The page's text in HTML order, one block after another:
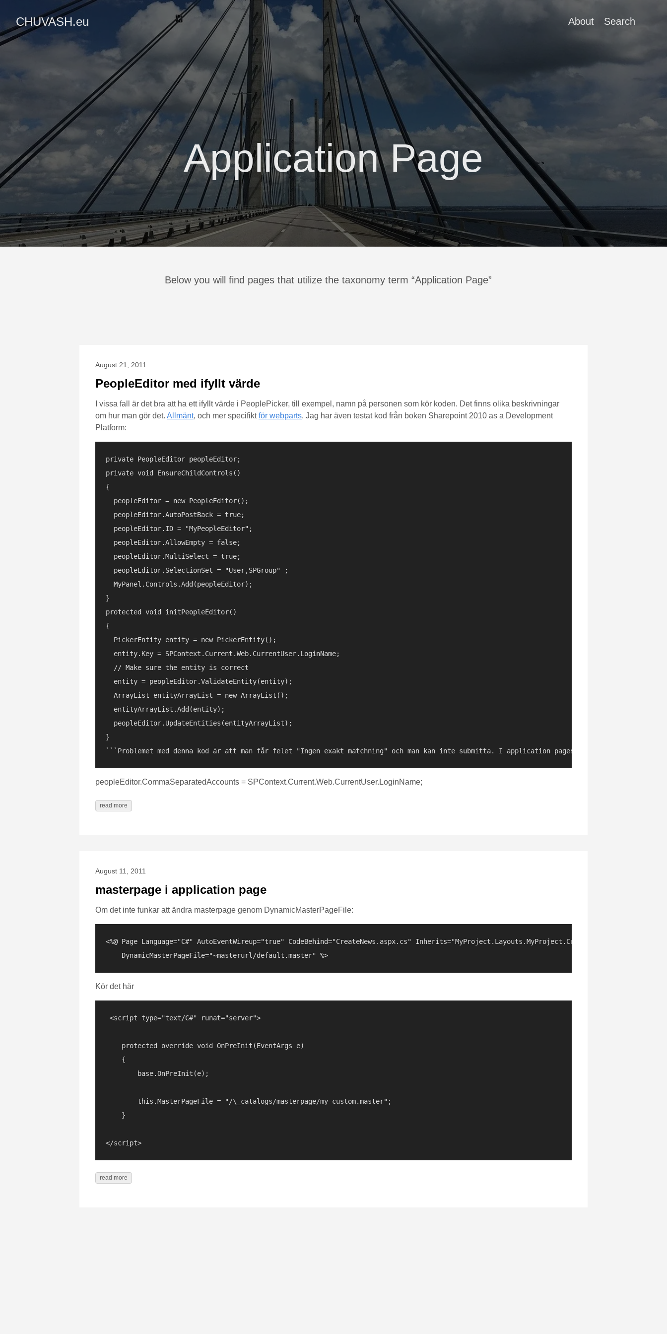
CHUVASH.eu About Search
Application Page
Below you will find pages that utilize the taxonomy term “Application Page”
August 21, 2011
PeopleEditor med ifyllt värde
I vissa fall är det bra att ha ett ifyllt värde i PeoplePicker, till exempel, namn på personen som kör koden. Det finns olika beskrivningar
om hur man gör det. Allmänt, och mer specifiktför webparts. Jag har även testat kod från boken Sharepoint 2010 as a Development
Platform:
private PeopleEditor peopleEditor;
private void EnsureChildControls()
{
  peopleEditor = new PeopleEditor();
  peopleEditor.AutoPostBack = true;
  peopleEditor.ID = "MyPeopleEditor";
  peopleEditor.AllowEmpty = false;
  peopleEditor.MultiSelect = true;
  peopleEditor.SelectionSet = "User,SPGroup" ;
  MyPanel.Controls.Add(peopleEditor);
}
protected void initPeopleEditor()
{
  PickerEntity entity = new PickerEntity();
  entity.Key = SPContext.Current.Web.CurrentUser.LoginName;
  // Make sure the entity is correct
  entity = peopleEditor.ValidateEntity(entity);
  ArrayList entityArrayList = new ArrayList();
  entityArrayList.Add(entity);
  peopleEditor.UpdateEntities(entityArrayList);
}
peopleEditor.CommaSeparatedAccounts = SPContext.Current.Web.CurrentUser.LoginName;
read more
August 11, 2011
masterpage i application page
Om det inte funkar att ändra masterpage genom DynamicMasterPageFile:
<%@ Page Language="C#" AutoEventWireup="true" CodeBehind="CreateNews.aspx.cs" Inherits="MyProject.Layouts.MyProject.CreateNews"
Kör det här
<script type="text/C#" runat="server">
    protected override void OnPreInit(EventArgs e)
    {
        base.OnPreInit(e);
        this.MasterPageFile = "/\_catalogs/masterpage/my-custom.master";
    }
read more